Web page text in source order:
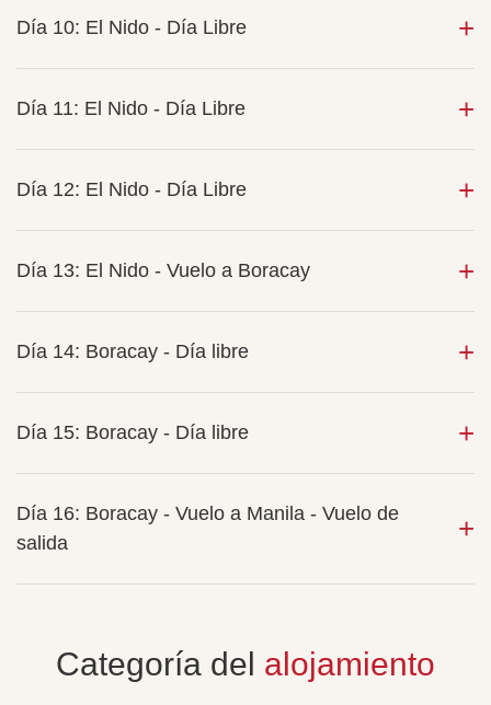
Día 10: El Nido - Día Libre
Día 11: El Nido - Día Libre
Día 12: El Nido - Día Libre
Día 13: El Nido - Vuelo a Boracay
Día 14: Boracay - Día libre
Día 15: Boracay - Día libre
Día 16: Boracay - Vuelo a Manila - Vuelo de
salida
Categoría del alojamiento